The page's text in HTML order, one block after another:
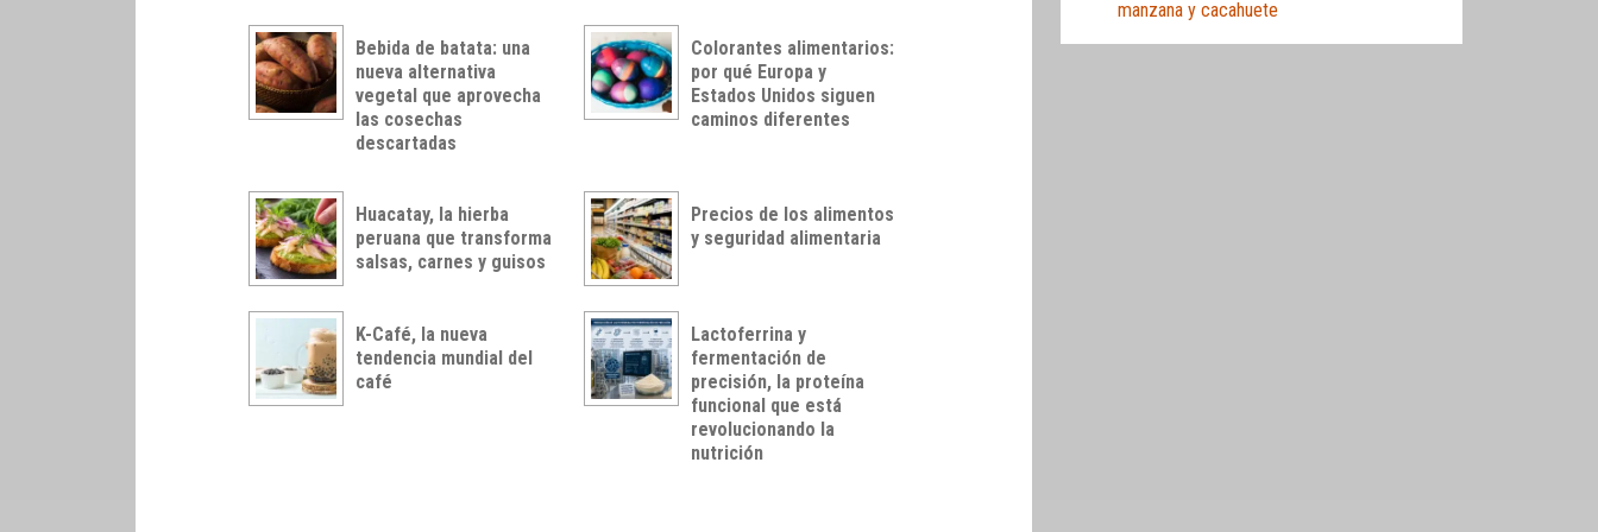
Bebida de batata: una
nueva alternativa
vegetal que aprovecha
las cosechas
descartadas
Colorantes alimentarios:
por qué Europa y
Estados Unidos siguen
caminos diferentes
Huacatay, la hierba
peruana que transforma
salsas, carnes y guisos
Precios de los alimentos
y seguridad alimentaria
K-Café, la nueva
tendencia mundial del
café
Lactoferrina y
fermentación de
precisión, la proteína
funcional que está
revolucionando la
nutrición
manzana y cacahuete